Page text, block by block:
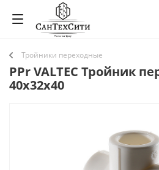
Тройники переходные
PPr VALTEC Тройник
40х32х40